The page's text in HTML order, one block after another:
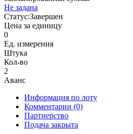
Не задана
Статус:Завершен
Цена за единицу
0
Ед. измерения
Штука
Кол-во
2
Аванс
Информация по лоту
Комментарии (0)
Партнерство
Подача закрыта